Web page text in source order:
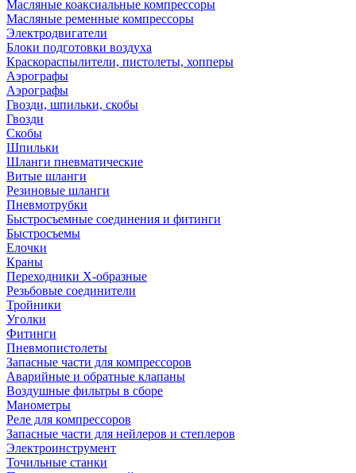
Масляные коаксиальные компрессоры
Масляные ременные компрессоры
Электродвигатели
Блоки подготовки воздуха
Краскораспылители, пистолеты, хопперы
Аэрографы
Аэрографы
Гвозди, шпильки, скобы
Гвозди
Скобы
Шпильки
Шланги пневматические
Витые шланги
Резиновые шланги
Пневмотрубки
Быстросъемные соединения и фитинги
Быстросъемы
Елочки
Краны
Переходники Х-образные
Резьбовые соединители
Тройники
Уголки
Фитинги
Пневмопистолеты
Запасные части для компрессоров
Аварийные и обратные клапаны
Воздушные фильтры в сборе
Манометры
Реле для компрессоров
Запасные части для нейлеров и степлеров
Электроинструмент
Точильные станки